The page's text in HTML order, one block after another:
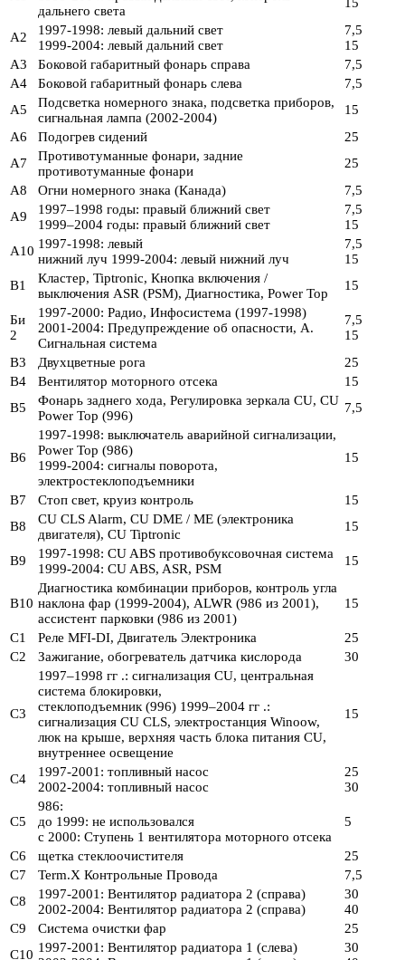
дальнего света
15
A2
1997-1998: левый дальний свет
1999-2004: левый дальний свет
7,5
15
A3
Боковой габаритный фонарь справа
7,5
A4
Боковой габаритный фонарь слева
7,5
A5
Подсветка номерного знака, подсветка приборов,
сигнальная лампа (2002-2004)
15
A6
Подогрев сидений
25
A7
Противотуманные фонари, задние
противотуманные фонари
25
A8
Огни номерного знака (Канада)
7,5
A9
1997–1998 годы: правый ближний свет
1999–2004 годы: правый ближний свет
7,5
15
A10 1997-1998: левый
нижний луч 1999-2004: левый нижний луч
7,5
15
B1
Кластер, Tiptronic, Кнопка включения /
выключения ASR (PSM), Диагностика, Power Top
15
Би
2
1997-2000: Радио, Инфосистема (1997-1998)
2001-2004: Предупреждение об опасности, А.
Сигнальная система
7,5
15
B3
Двухцветные рога
25
B4
Вентилятор моторного отсека
15
B5
Фонарь заднего хода, Регулировка зеркала CU, CU
Power Top (996)
7,5
B6
1997-1998: выключатель аварийной сигнализации,
Power Top (986)
1999-2004: сигналы поворота,
электростеклоподъемники
15
B7 Стоп свет, круиз контроль
15
B8
CU CLS Alarm, CU DME / ME (электроника
двигателя), CU Tiptronic
15
B9
1997-1998: CU ABS противобуксовочная система
1999-2004: CU ABS, ASR, PSM
15
B10
Диагностика комбинации приборов, контроль угла
наклона фар (1999-2004), ALWR (986 из 2001),
ассистент парковки (986 из 2001)
15
С1 Реле MFI-DI, Двигатель Электроника
25
С2
Зажигание, обогреватель датчика кислорода 30
C3
1997–1998 гг .: сигнализация CU, центральная
система блокировки,
стеклоподъемник (996) 1999–2004 гг .:
сигнализация CU CLS, электростанция Winoow,
люк на крыше, верхняя часть блока питания CU,
внутреннее освещение
15
C4
1997-2001: топливный насос
2002-2004: топливный насос
25
30
C5
986:
до 1999: не использовался
с 2000: Ступень 1 вентилятора моторного отсека
5
C6 щетка стеклоочистителя
25
C7
Term.X Контрольные Провода
7,5
C8
1997-2001: Вентилятор радиатора 2 (справа)
2002-2004: Вентилятор радиатора 2 (справа)
30
40
C9
Система очистки фар
25
С10 1997-2001: Вентилятор радиатора 1 (слева)
30